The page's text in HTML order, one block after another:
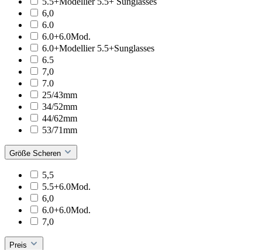
6,0
6.0
6.0+6.0Mod.
6.0+Modellier 5.5+Sunglasses
6.5
7,0
7.0
25/43mm
34/52mm
44/62mm
53/71mm
Größe Scheren
5,5
5.5+6.0Mod.
6,0
6.0+6.0Mod.
7,0
Preis